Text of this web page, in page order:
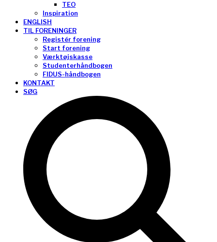
TEO
Inspiration
ENGLISH
TIL FORENINGER
Registér forening
Start forening
Værktøjskasse
Studenterhåndbogen
FIDUS-håndbogen
KONTAKT
SØG